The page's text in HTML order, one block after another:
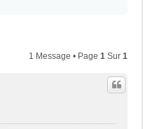
1 Message • Page 1 Sur 1